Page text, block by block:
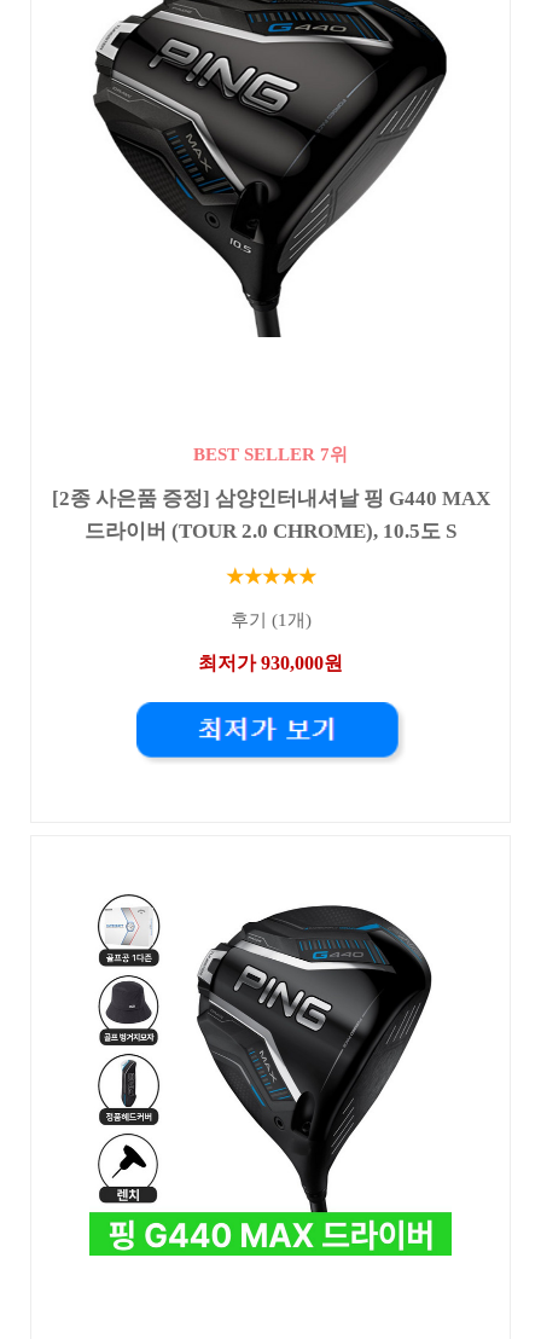
BEST SELLER 7위
[2종 사은품 증정] 삼양인터내셔날 핑 G440 MAX
드라이버 (TOUR 2.0 CHROME), 10.5도 S
★★★★★
후기 (1개)
최저가 930,000원